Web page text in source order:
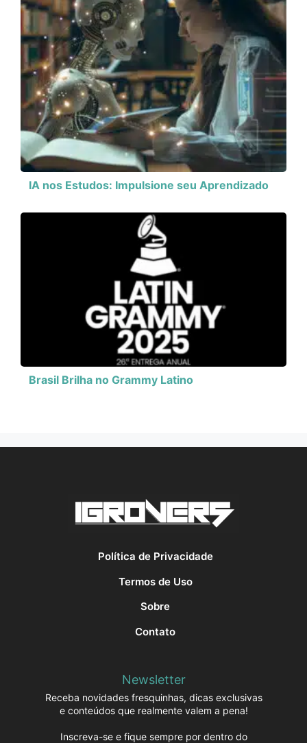
IA nos Estudos: Impulsione seu Aprendizado
Brasil Brilha no Grammy Latino
Política de Privacidade
Termos de Uso
Sobre
Contato
Newsletter
Receba novidades fresquinhas, dicas exclusivas
e conteúdos que realmente valem a pena!
Inscreva-se e fique sempre por dentro do